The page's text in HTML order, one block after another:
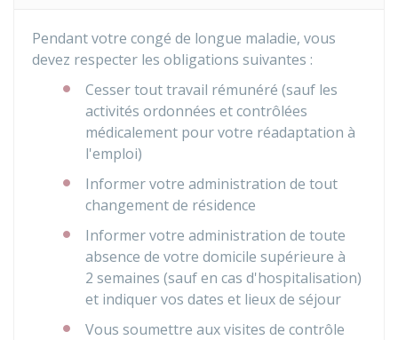
Pendant votre congé de longue maladie, vous
devez respecter les obligations suivantes :
Cesser tout travail rémunéré (sauf les
activités ordonnées et contrôlées
médicalement pour votre réadaptation à
l'emploi)
Informer votre administration de tout
changement de résidence
Informer votre administration de toute
absence de votre domicile supérieure à
2 semaines (sauf en cas d'hospitalisation)
et indiquer vos dates et lieux de séjour
Vous soumettre aux visites de contrôle